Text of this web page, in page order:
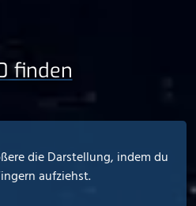
finden
die Darstellung, indem du
aufziehst.